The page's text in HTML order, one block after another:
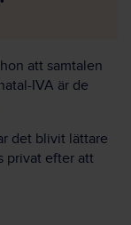
att samtalen
IVA är de
det blivit lättare
privat efter att